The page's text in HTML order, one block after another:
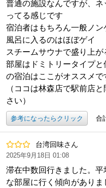
普通の施設なんですが、
ってる感じです
宿泊者はもちろん一般ノ
風呂に入るのはほぼゲイ
スチームサウナで盛り上が
部屋はドミトリータイプ
の宿泊はここがオススメで
（ココは林森店で駅前店
さい）
参考になったらクリック 合
台湾回味さん
2025年9月18日 01:08
滞在中数回行きました。
な部屋に行く傾向があり